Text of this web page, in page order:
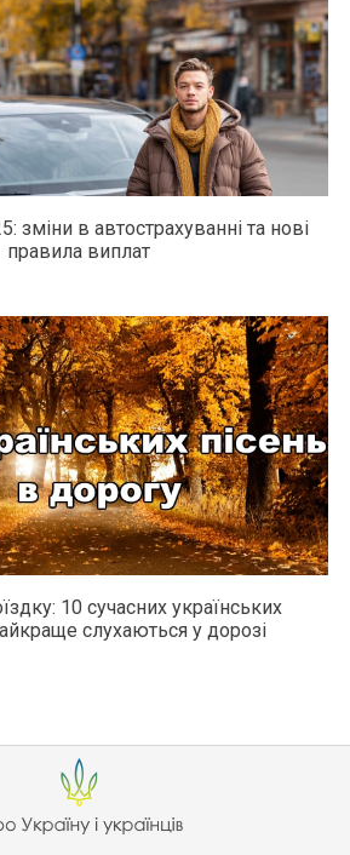
зміни в автострахуванні та нові
правила виплат
10 сучасних українських
слухаються у дорозі